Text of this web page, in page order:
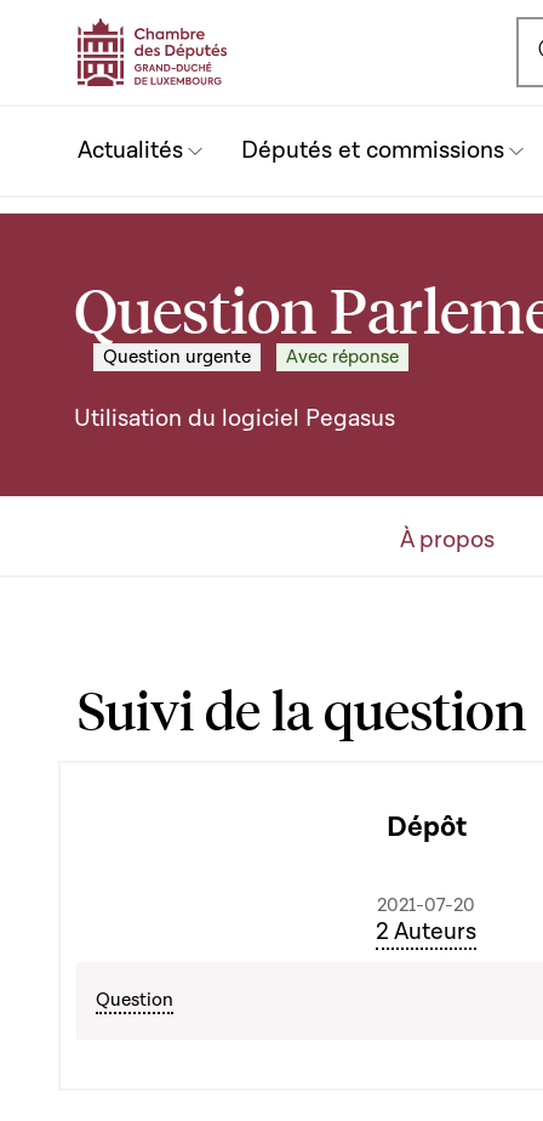
Actualités Députés et commissions
Question
Question urgente Avec réponse
Utilisation du logiciel Pegasus
À propos
Suivi de la question
Dépôt
2021-07-20
2 Auteurs
Question